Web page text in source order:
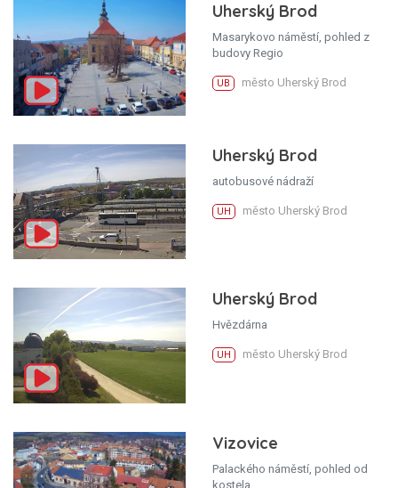
Uherský Brod
Masarykovo náměstí, pohled z
budovy Regio
UB město Uherský Brod
Uherský Brod
autobusové nádraží
UH město Uherský Brod
Uherský Brod
Hvězdárna
UH město Uherský Brod
Vizovice
Palackého náměstí, pohled od
kostela